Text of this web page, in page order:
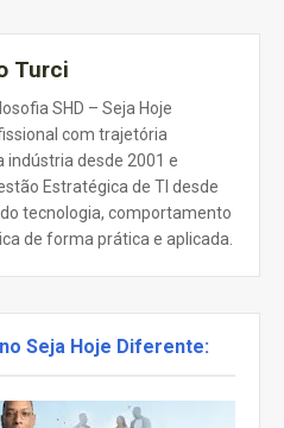
Turci
SHD – Seja Hoje
com trajetória
indústria desde 2001 e
Estratégica de TI desde
tecnologia, comportamento
de forma prática e aplicada.
Seja Hoje Diferente: